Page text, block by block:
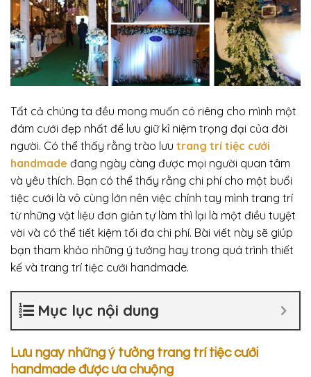
Tất cả chúng ta đều mong muốn có riêng cho mình một
đám cưới đẹp nhất để lưu giữ kỉ niệm trọng đại của đời
người. Có thể thấy rằng trào lưu trang trí tiệc cưới
handmade đang ngày càng được mọi người quan tâm
và yêu thích. Bạn có thể thấy rằng chi phí cho một buổi
tiệc cưới là vô cùng lớn nên việc chính tay mình trang trí
từ những vật liệu đơn giản tự làm thì lại là một điều tuyệt
vời và có thể tiết kiệm tối đa chi phí. Bài viết này sẽ giúp
bạn tham khảo những ý tưởng hay trong quá trình thiết
kế và trang trí tiệc cưới handmade.
Mục lục nội dung
Lưu ngay những ý tưởng trang trí tiệc cưới
handmade được ưa chuộng